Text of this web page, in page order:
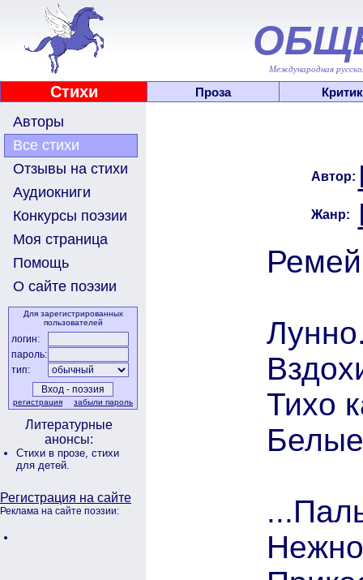
Международная
Стихи Проза
Авторы
Все стихи
Отзывы на стихи
Аудиокниги
Конкурсы поэзии
Моя страница
Помощь
О сайте поэзии
Для зарегистрированных
пользователей
логин:
пароль:
тип:
регистрация забыли пароль
Литературные
анонсы:
Стихи в прозе, стихи
для детей.
Регистрация на сайте
Реклама на сайте поэзии:
Автор:
Жанр:
Тихо